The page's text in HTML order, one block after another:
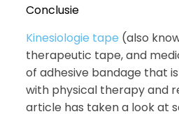
Conclusie
Kinesiologie tape (also
therapeutic tape, and
of adhesive bandage that
with physical therapy and
article has taken a look at